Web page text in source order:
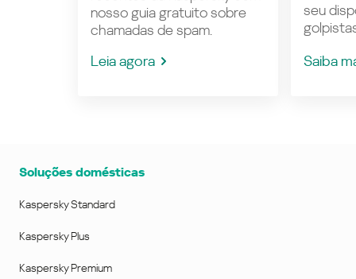
nosso guia gratuito sobre
chamadas de spam.
Leia agora
seu
Saiba
Soluções domésticas
Kaspersky Standard
Kaspersky Plus
Kaspersky Premium